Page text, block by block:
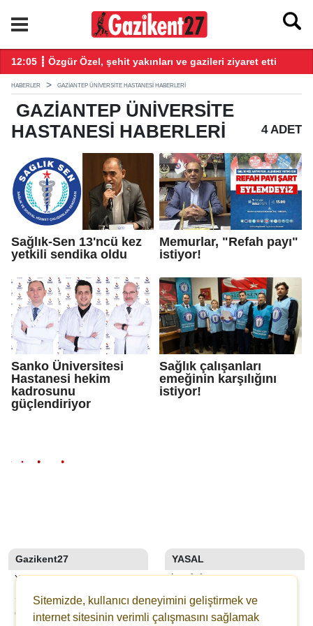
12:05 ┋ Özgür Özel, şehit yakınları ve gazileri ziyaret etti
HABERLER GAZIANTEP ÜNIVERSITE HASTANESI HABERLERI
GAZIANTEP ÜNIVERSITE
HASTANESI HABERLERI 4 ADET
Sağlık-Sen 13'ncü kez
yetkili sendika oldu
Memurlar, "Refah payı"
istiyor!
Sanko Üniversitesi
Hastanesi hekim
kadrosunu
güçlendiriyor
Sağlık çalışanları
emeğinin karşılığını
istiyor!
Gazikent27
YAZARLAR
SON DAKİKA
GALERİLER
YASAL
İLETIŞIM
KÜNYE
YAYIN İLKELERI
Sitemizde, kullanıcı deneyimini geliştirmek ve
internet sitesinin verimli çalışmasını sağlamak